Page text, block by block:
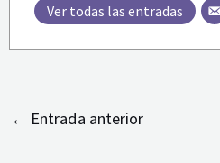
Ver todas las entradas
← Entrada anterior